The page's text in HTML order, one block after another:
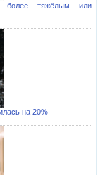
более тяжёлым или
на 20%